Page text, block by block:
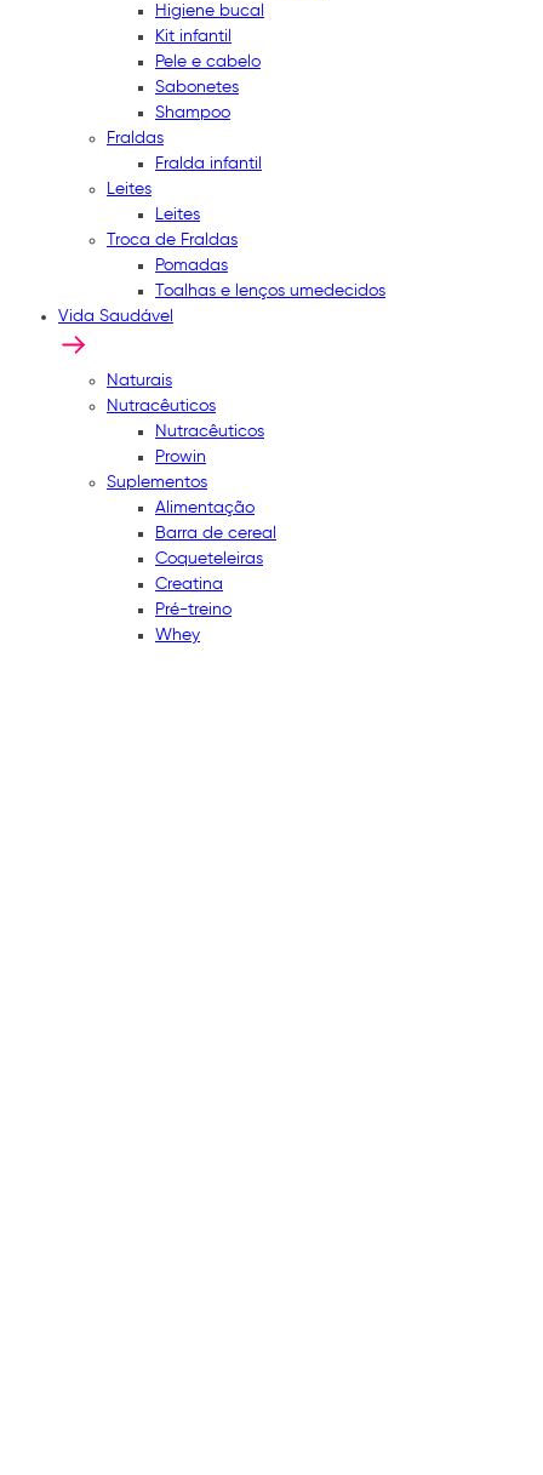
Higiene bucal
Kit infantil
Pele e cabelo
Sabonetes
Shampoo
Fraldas
Fralda infantil
Leites
Leites
Troca de Fraldas
Pomadas
Toalhas e lenços umedecidos
Vida Saudável
Naturais
Nutracêuticos
Nutracêuticos
Prowin
Suplementos
Alimentação
Barra de cereal
Coqueteleiras
Creatina
Pré-treino
Whey